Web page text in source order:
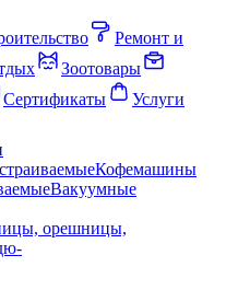
Ремонт и
Зоотовары
Сертификаты
Услуги
Кофемашины
Вакуумные
орешницы,